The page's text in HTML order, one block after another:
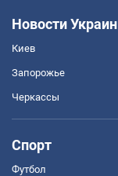
Новости
Киев
Запорожье
Черкассы
Спорт
Футбол